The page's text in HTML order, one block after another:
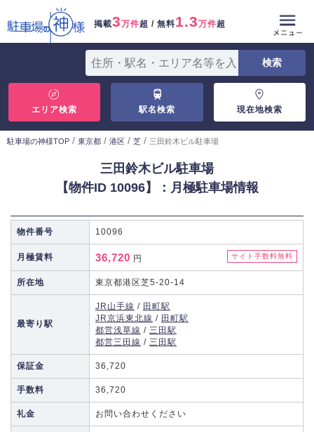
掲載3万件超 / 無料1.3万件超
エリア検索 駅名検索 現在地検索
駐車場の神様TOP / 東京都 / 港区 / 芝 / 三田鈴木ビル駐車場
三田鈴木ビル駐車場
【物件ID 10096】：月極駐車場情報
物件番号 10096
月極賃料 サイト手数料無料
36,720 円
所在地 東京都港区芝5-20-14
最寄り駅
JR山手線 / 田町駅
JR京浜東北線 / 田町駅
都営浅草線 / 三田駅
都営三田線 / 三田駅
保証金 36,720
手数料 36,720
礼金 お問い合わせください